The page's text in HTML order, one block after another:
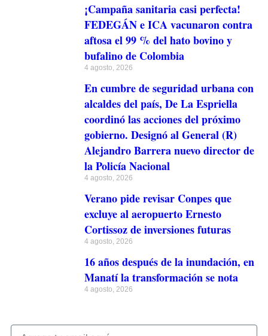
¡Campaña sanitaria casi perfecta!
FEDEGÁN e ICA vacunaron contra
aftosa el 99 % del hato bovino y
bufalino de Colombia
4 agosto, 2026
En cumbre de seguridad urbana con
alcaldes del país, De La Espriella
coordinó las acciones del próximo
gobierno. Designó al General (R)
Alejandro Barrera nuevo director de
la Policía Nacional
4 agosto, 2026
Verano pide revisar Conpes que
excluye al aeropuerto Ernesto
Cortissoz de inversiones futuras
4 agosto, 2026
16 años después de la inundación, en
Manatí la transformación se nota
4 agosto, 2026